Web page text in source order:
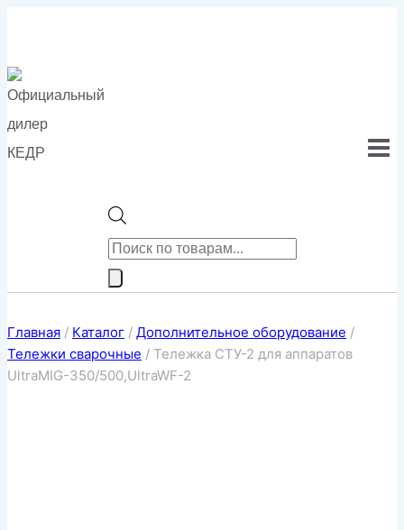
содержимому
Поиск
товаров
Главная / Каталог / Дополнительное оборудование /
Тележки сварочные / Тележка СТУ-2 для аппаратов
UltraMIG-350/500,UltraWF-2